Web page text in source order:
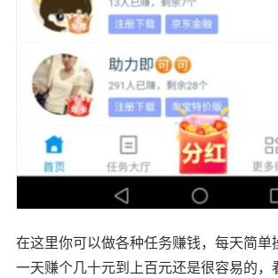
在这里你可以做各种任务赚钱，每天简单
一天赚个几十元到上百元还是很容易的，